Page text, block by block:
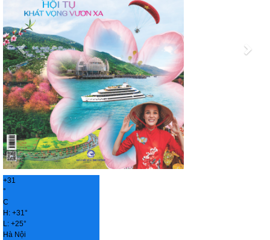
+31
°
C
H: +31°
L: +25°
Hà Nội